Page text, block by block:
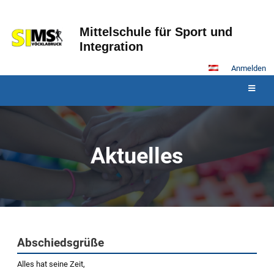
Mittelschule für Sport und
Integration
Anmelden
Aktuelles
Abschiedsgrüße
Alles hat seine Zeit,